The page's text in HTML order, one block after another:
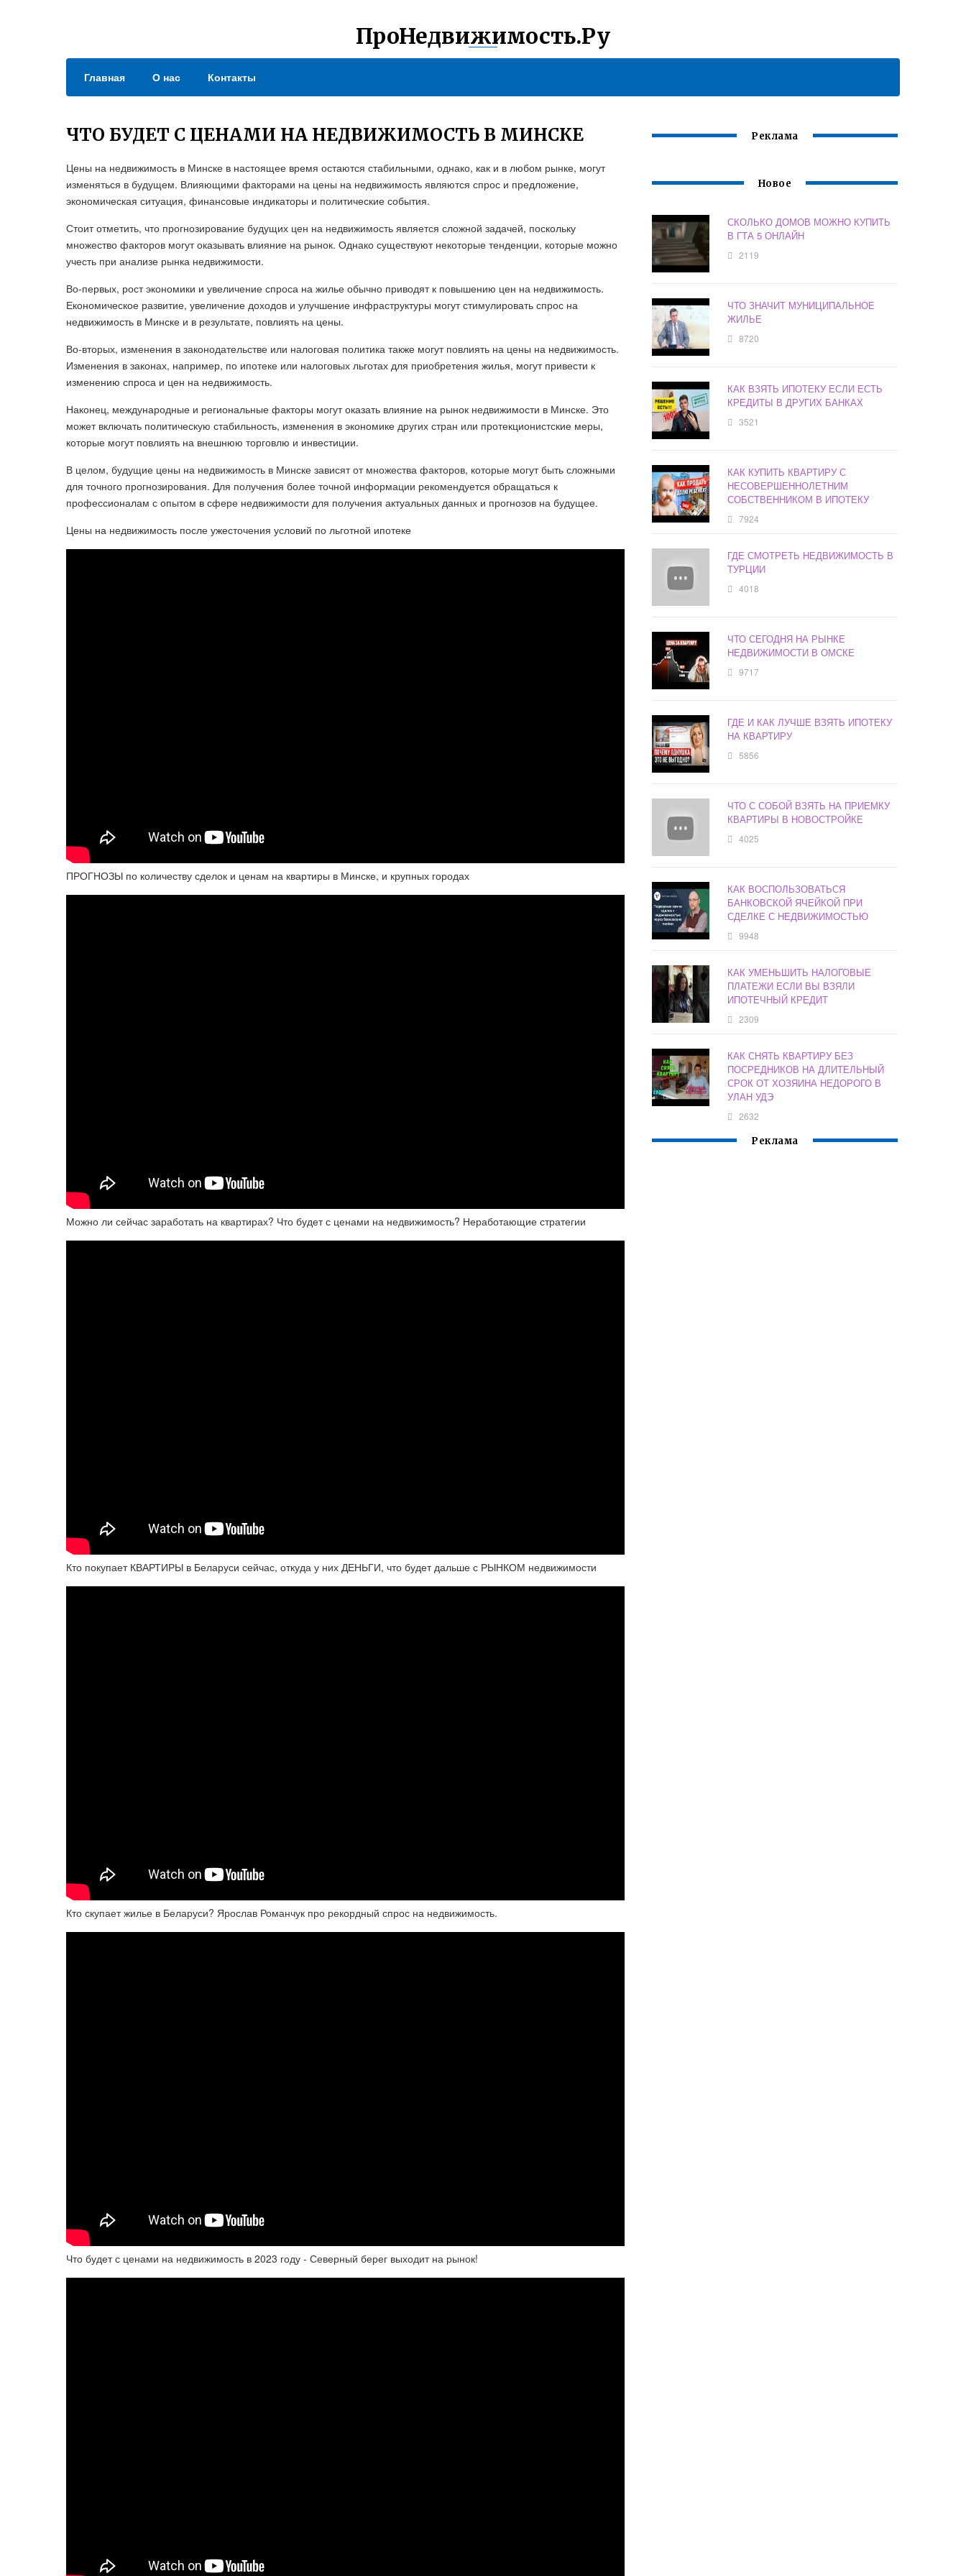
ПроНедвижимость.Ру
Главная О нас Контакты
ЧТО БУДЕТ С ЦЕНАМИ НА НЕДВИЖИМОСТЬ В МИНСКЕ
Цены на недвижимость в Минске в настоящее время остаются стабильными, однако, как и в любом рынке, могут
изменяться в будущем. Влияющими факторами на цены на недвижимость являются спрос и предложение,
экономическая ситуация, финансовые индикаторы и политические события.
Стоит отметить, что прогнозирование будущих цен на недвижимость является сложной задачей, поскольку
множество факторов могут оказывать влияние на рынок. Однако существуют некоторые тенденции, которые можно
учесть при анализе рынка недвижимости.
Во-первых, рост экономики и увеличение спроса на жилье обычно приводят к повышению цен на недвижимость.
Економическое развитие, увеличение доходов и улучшение инфраструктуры могут стимулировать спрос на
недвижимость в Минске и в результате, повлиять на цены.
Во-вторых, изменения в законодательстве или налоговая политика также могут повлиять на цены на недвижимость.
Изменения в законах, например, по ипотеке или налоговых льготах для приобретения жилья, могут привести к
изменению спроса и цен на недвижимость.
Наконец, международные и региональные факторы могут оказать влияние на рынок недвижимости в Минске. Это
может включать политическую стабильность, изменения в экономике других стран или протекционистские меры,
которые могут повлиять на внешнюю торговлю и инвестиции.
В целом, будущие цены на недвижимость в Минске зависят от множества факторов, которые могут быть сложными
для точного прогнозирования. Для получения более точной информации рекомендуется обращаться к
профессионалам с опытом в сфере недвижимости для получения актуальных данных и прогнозов на будущее.
Цены на недвижимость после ужесточения условий по льготной ипотеке
ПРОГНОЗЫ по количеству сделок и ценам на квартиры в Минске, и крупных городах
Можно ли сейчас заработать на квартирах? Что будет с ценами на недвижимость? Неработающие стратегии
Кто покупает КВАРТИРЫ в Беларуси сейчас, откуда у них ДЕНЬГИ, что будет дальше с РЫНКОМ недвижимости
Кто скупает жилье в Беларуси? Ярослав Романчук про рекордный спрос на недвижимость.
Что будет с ценами на недвижимость в 2023 году - Северный берег выходит на рынок!
Реклама
Новое
СКОЛЬКО ДОМОВ МОЖНО КУПИТЬ
В ГТА 5 ОНЛАЙН
2119
ЧТО ЗНАЧИТ МУНИЦИПАЛЬНОЕ
ЖИЛЬЕ
8720
КАК ВЗЯТЬ ИПОТЕКУ ЕСЛИ ЕСТЬ
КРЕДИТЫ В ДРУГИХ БАНКАХ
3521
КАК КУПИТЬ КВАРТИРУ С
НЕСОВЕРШЕННОЛЕТНИМ
СОБСТВЕННИКОМ В ИПОТЕКУ
7924
ГДЕ СМОТРЕТЬ НЕДВИЖИМОСТЬ В
ТУРЦИИ
4018
ЧТО СЕГОДНЯ НА РЫНКЕ
НЕДВИЖИМОСТИ В ОМСКЕ
9717
ГДЕ И КАК ЛУЧШЕ ВЗЯТЬ ИПОТЕКУ
НА КВАРТИРУ
5856
ЧТО С СОБОЙ ВЗЯТЬ НА ПРИЕМКУ
КВАРТИРЫ В НОВОСТРОЙКЕ
4025
КАК ВОСПОЛЬЗОВАТЬСЯ
БАНКОВСКОЙ ЯЧЕЙКОЙ ПРИ
СДЕЛКЕ С НЕДВИЖИМОСТЬЮ
9948
КАК УМЕНЬШИТЬ НАЛОГОВЫЕ
ПЛАТЕЖИ ЕСЛИ ВЫ ВЗЯЛИ
ИПОТЕЧНЫЙ КРЕДИТ
2309
КАК СНЯТЬ КВАРТИРУ БЕЗ
ПОСРЕДНИКОВ НА ДЛИТЕЛЬНЫЙ
СРОК ОТ ХОЗЯИНА НЕДОРОГО В
УЛАН УДЭ
2632
Реклама